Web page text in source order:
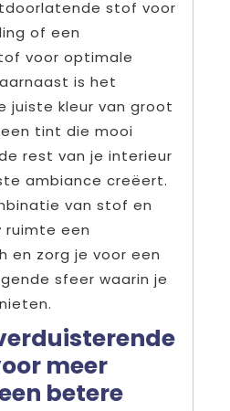
stof voor
of een
voor optimale
is het
juiste kleur van groot
tint die mooi
rest van je interieur
ambiance creëert.
van stof en
ruimte een
en zorg je voor een
sfeer waarin je
meer
betere